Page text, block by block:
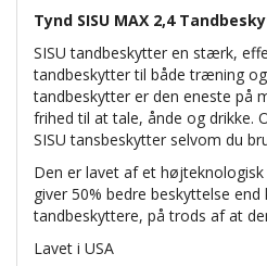
Tynd SISU MAX 2,4
SISU tandbeskytter en stærk,
tandbeskytter til både træning og
tandbeskytter er den eneste på
frihed til at tale, ånde og drikke.
SISU tansbeskytter selvom du
Den er lavet af et
giver 50% bedre beskyttelse
tandbeskyttere, på trods af at
Lavet i USA